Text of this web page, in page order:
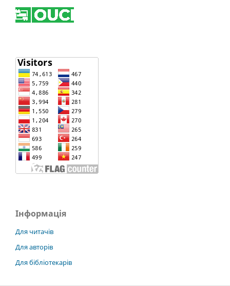
Інформація
Для читачів
Для авторів
Для бібліотекарів